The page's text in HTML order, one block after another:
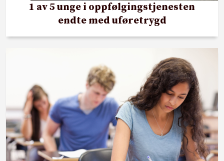
1 av 5 unge i oppfølgingstjenesten
endte med uføretrygd